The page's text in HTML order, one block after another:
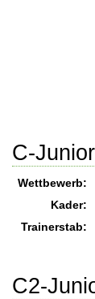
C-
Wettbewerb:
Kader:
Trainerstab:
C2-